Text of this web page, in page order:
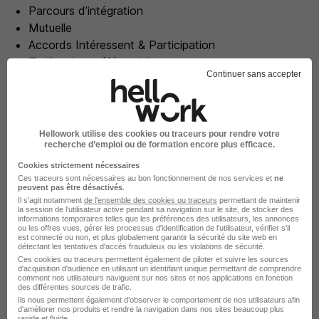
Parcours d’intégration
Mutuelle
Accords Intéressent & Participation
Tarification préférentielle
Adaptabilité des postes pour les salariés en situation
Les étapes de recrutement
Les étapes de recrutement peuvent varier selon l'offre à
laquelle vous postulez.
Email de confirmation de réception de
candidature sous 24h
Si CV sélectionné, le service recrutement vous
contacte pour convenir d'un call
Continuer sans accepter
Hellowork utilise des cookies ou traceurs pour rendre votre
recherche d’emploi ou de formation encore plus efficace.
Cookies strictement nécessaires
Ces traceurs sont nécessaires au bon fonctionnement de nos services et ne
peuvent pas être désactivés
Il s'agit notamment de l'ensemble des cookies ou traceurs permettant de maintenir
la session de l'utilisateur active pendant sa navigation sur le site, de stocker des
informations temporaires telles que les préférences des utilisateurs, les annonces
ou les offres vues, gérer les processus d'identification de l'utilisateur, vérifier s'il
est connecté ou non, et plus globalement garantir la sécurité du site web en
détectant les tentatives d'accès frauduleux ou les violations de sécurité.
Ces cookies ou traceurs permettent également de piloter et suivre les sources
d'acquisition d'audience en utilisant un identifiant unique permettant de comprendre
comment nos utilisateurs naviguent sur nos sites et nos applications en fonction
des différentes sources de trafic.
Ils nous permettent également d’observer le comportement de nos utilisateurs afin
d'améliorer nos produits et rendre la navigation dans nos sites beaucoup plus